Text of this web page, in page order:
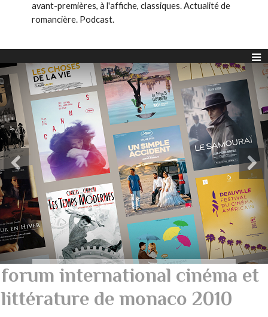
avant-premières, à l'affiche, classiques. Actualité de
romancière. Podcast.
forum international cinéma et
littérature de monaco 2010